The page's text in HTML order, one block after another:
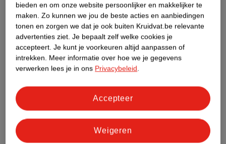
Etiketinformatie
Nature Impact Score
Dit product heeft (nog) geen Nature
Impact Score.
Meer informatie
Bestel & Bezorginformatie
bieden en om onze website persoonlijker en makkelijker te
maken. Zo kunnen we jou de beste acties en aanbiedingen
tonen en zorgen we dat je ook buiten Kruidvat.be relevante
advertenties ziet. Je bepaalt zelf welke cookies je
accepteert. Je kunt je voorkeuren altijd aanpassen of
intrekken. Meer informatie over hoe we je gegevens
verwerken lees je in ons Privacybeleid.
Weigeren
Accepteer